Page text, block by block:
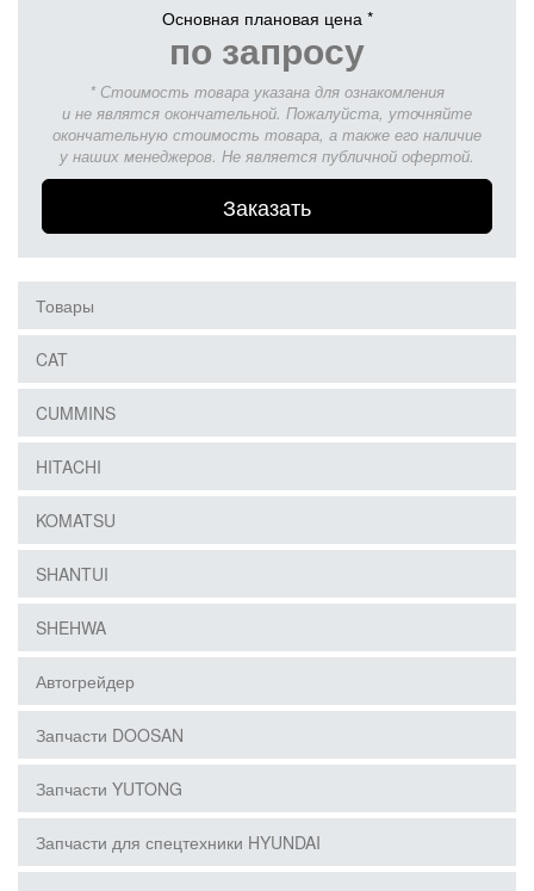
Основная плановая цена *
по запросу
* Стоимость товара указана для ознакомления
и не являтся окончательной. Пожалуйста, уточняйте
окончательную стоимость товара, а также его наличие
у наших менеджеров. Не является публичной офертой.
Заказать
Товары
CAT
CUMMINS
HITACHI
KOMATSU
SHANTUI
SHEHWA
Автогрейдер
Запчасти DOOSAN
Запчасти YUTONG
Запчасти для спецтехники HYUNDAI